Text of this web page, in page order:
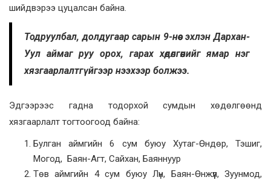
шийдвэрээ цуцалсан байна.
Тодруулбал, долдугаар сарын 9-нөөс эхлэн Дархан-
Уул аймаг руу орох, гарах хөдөлгөөнийг ямар нэг
хязгаарлалтгүйгээр нээхээр болжээ.
Эдгээрээс гадна тодорхой сумдын хөдөлгөөнд
хязгаарлалт тогтоогоод байна:
Булган аймгийн 6 сум буюу Хутаг-Өндөр, Тэшиг,
Могод, Баян-Агт, Сайхан, Баяннуур
Төв аймгийн 4 сум буюу Лүн, Баян-Өнжүүл, Зуунмод,